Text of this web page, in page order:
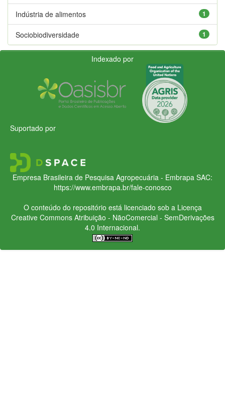
1
Indústria de alimentos
1
Sociobiodiversidade
Indexado por
Suportado por
Empresa Brasileira de Pesquisa Agropecuária - Embrapa SAC:
https://www.embrapa.br/fale-conosco
O conteúdo do repositório está licenciado sob a Licença
Creative CommonsAtribuição - NãoComercial - SemDerivações
4.0 Internacional.